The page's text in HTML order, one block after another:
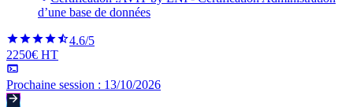
d’une base de données
4.6/5
2250€ HT
Prochaine session : 13/10/2026